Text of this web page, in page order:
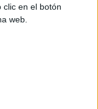
clic en el botón
web.
uso*